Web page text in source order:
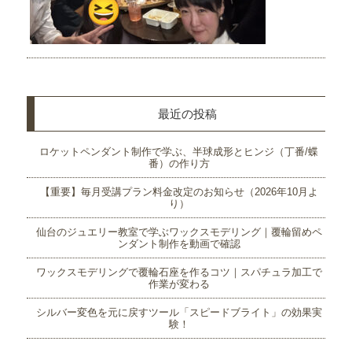
最近の投稿
ロケットペンダント制作で学ぶ、半球成形とヒンジ（丁番/蝶
番）の作り方
【重要】毎月受講プラン料金改定のお知らせ（2026年10月よ
り）
仙台のジュエリー教室で学ぶワックスモデリング｜覆輪留めペ
ンダント制作を動画で確認
ワックスモデリングで覆輪石座を作るコツ｜スパチュラ加工で
作業が変わる
シルバー変色を元に戻すツール「スピードブライト」の効果実
験！